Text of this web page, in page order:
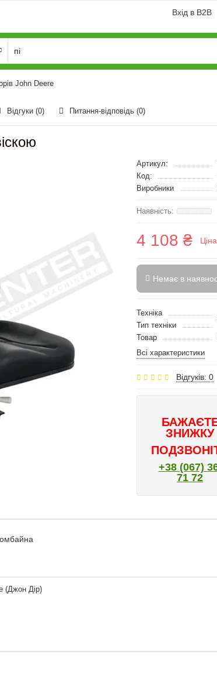
Вхід в B2B
John Deere
Відгуки (0) Питання-відповідь (0)
Артикул:
Код:
Виробники
4 108 ₴
Немає в
Техніка
Тип техніки
Товар
Всі характеристики
Відгуків: 0
ЗНИЖКУ
+38 (067)
71 72
(Джон Дір)